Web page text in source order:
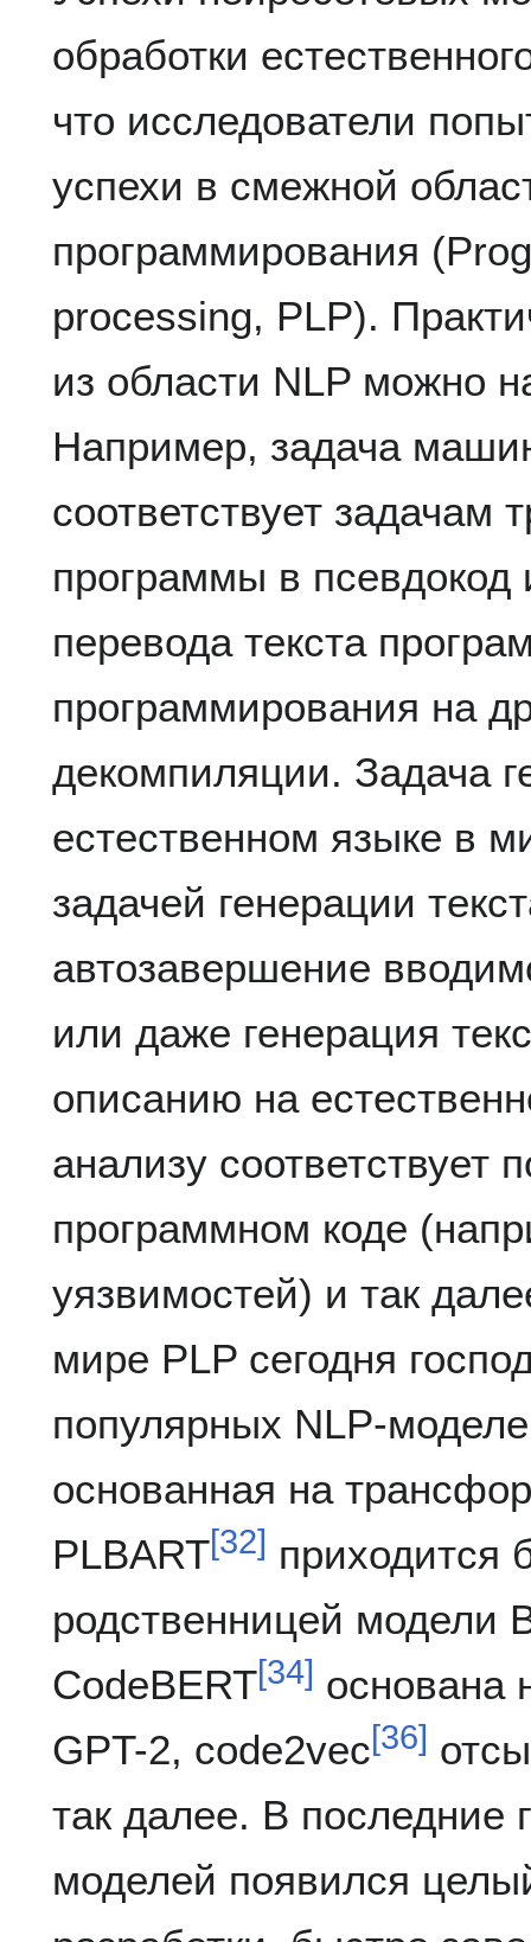
обработки
что исследователи
успехи в смежной
программирования
processing, PLP).
из области NLP можно
Например, задача
соответствует задачам
программы в
перевода текста
программирования на
декомпиляции. Задача
естественном языке в
задачей генерации
автозавершение
или даже генерация
описанию на
анализу соответствует
программном коде
уязвимостей) и так
мире PLP сегодня
популярных NLP-
основанная на
PLBART[32] приходится
родственницей модели
CodeBERT[34] основана
GPT-2, code2vec[36]
так далее. В последние
моделей появился